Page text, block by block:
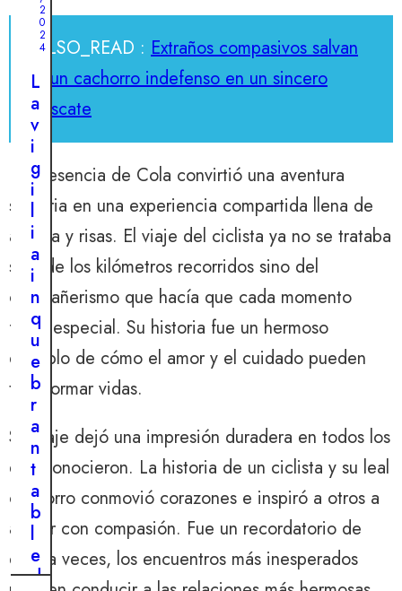
ALSO_READ : Extraños compasivos salvan
a un cachorro indefenso en un sincero
rescate
La presencia de Cola convirtió una aventura
solitaria en una experiencia compartida llena de
alegría y risas. El viaje del ciclista ya no se trataba
sólo de los kilómetros recorridos sino del
compañerismo que hacía que cada momento
fuera especial. Su historia fue un hermoso
ejemplo de cómo el amor y el cuidado pueden
transformar vidas.
Su viaje dejó una impresión duradera en todos los
que conocieron. La historia de un ciclista y su leal
cachorro conmovió corazones e inspiró a otros a
actuar con compasión. Fue un recordatorio de
que, a veces, los encuentros más inesperados
2
0
2
4
L
a
v
i
g
i
l
i
a
i
n
q
u
e
b
r
a
n
t
a
b
l
e
d